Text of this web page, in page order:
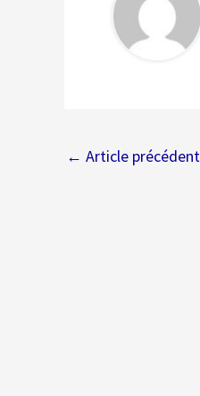
← Article précédent